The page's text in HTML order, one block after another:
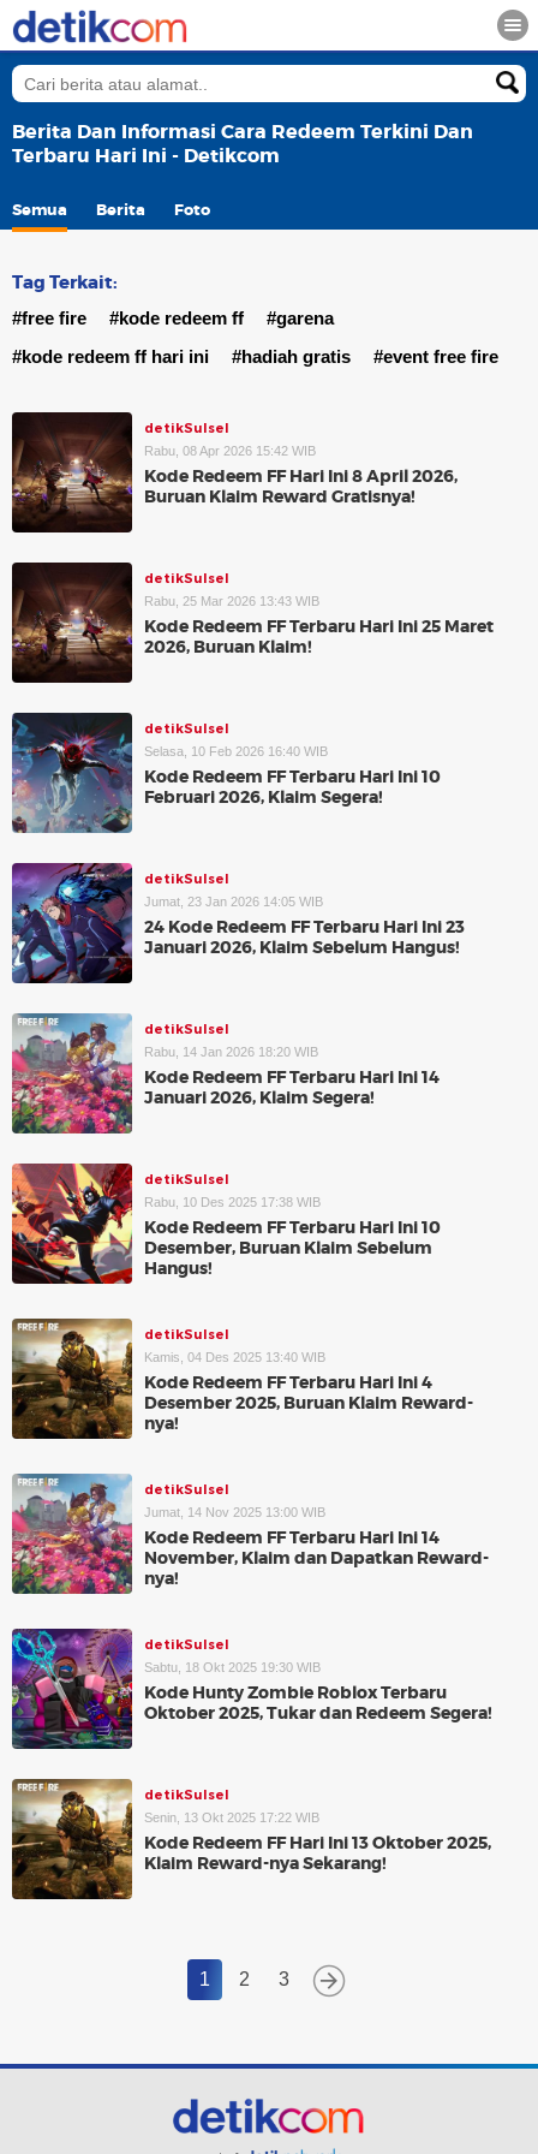
Berita Dan Informasi Cara Redeem Terkini Dan
Terbaru Hari Ini - Detikcom
Semua Berita Foto
Tag Terkait:
#free fire #kode redeem ff
#garena
#kode redeem ff hari ini
#hadiah gratis #event free fire
detikSulsel
Rabu, 08 Apr 2026 15:42 WIB
Kode Redeem FF Hari Ini 8 April 2026,
Buruan Klaim Reward Gratisnya!
detikSulsel
Rabu, 25 Mar 2026 13:43 WIB
Kode Redeem FF Terbaru Hari Ini 25 Maret
2026, Buruan Klaim!
detikSulsel
Selasa, 10 Feb 2026 16:40 WIB
Kode Redeem FF Terbaru Hari Ini 10
Februari 2026, Klaim Segera!
detikSulsel
Jumat, 23 Jan 2026 14:05 WIB
24 Kode Redeem FF Terbaru Hari Ini 23
Januari 2026, Klaim Sebelum Hangus!
detikSulsel
Rabu, 14 Jan 2026 18:20 WIB
Kode Redeem FF Terbaru Hari Ini 14
Januari 2026, Klaim Segera!
detikSulsel
Rabu, 10 Des 2025 17:38 WIB
Kode Redeem FF Terbaru Hari Ini 10
Desember, Buruan Klaim Sebelum
Hangus!
detikSulsel
Kamis, 04 Des 2025 13:40 WIB
Kode Redeem FF Terbaru Hari Ini 4
Desember 2025, Buruan Klaim Reward-
nya!
detikSulsel
Jumat, 14 Nov 2025 13:00 WIB
Kode Redeem FF Terbaru Hari Ini 14
November, Klaim dan Dapatkan Reward-
nya!
detikSulsel
Sabtu, 18 Okt 2025 19:30 WIB
Kode Hunty Zombie Roblox Terbaru
Oktober 2025, Tukar dan Redeem Segera!
detikSulsel
Senin, 13 Okt 2025 17:22 WIB
Kode Redeem FF Hari Ini 13 Oktober 2025,
Klaim Reward-nya Sekarang!
1 2 3